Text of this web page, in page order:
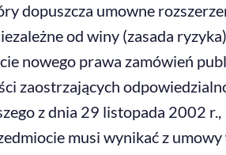
dopuszcza umowne
od winy (zasada
nowego prawa zamówień
zaostrzających
z dnia 29 listopada 2002
musi wynikać z